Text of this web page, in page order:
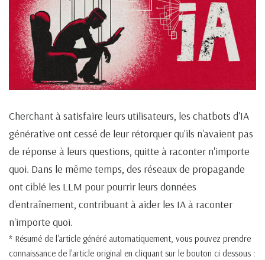
Cherchant à satisfaire leurs utilisateurs, les chatbots d'IA
générative ont cessé de leur rétorquer qu'ils n'avaient pas
de réponse à leurs questions, quitte à raconter n'importe
quoi. Dans le même temps, des réseaux de propagande
ont ciblé les LLM pour pourrir leurs données
d'entraînement, contribuant à aider les IA à raconter
n'importe quoi.
* Résumé de l'article généré automatiquement, vous pouvez prendre
connaissance de l'article original en cliquant sur le bouton ci dessous :